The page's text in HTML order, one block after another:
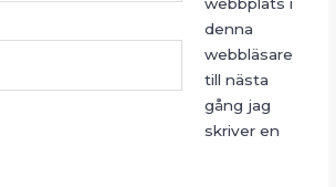
denna
webbläsare
till nästa
gång jag
skriver en